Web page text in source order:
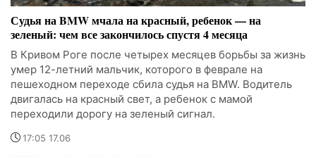
Судья на BMW мчала на красный, ребенок — на
зеленый: чем все закончилось спустя 4 месяца
В Кривом Роге после четырех месяцев борьбы за жизнь
умер 12-летний мальчик, которого в феврале на
пешеходном переходе сбила судья на BMW. Водитель
двигалась на красный свет, а ребенок с мамой
переходили дорогу на зеленый сигнал.
17:05 17.06